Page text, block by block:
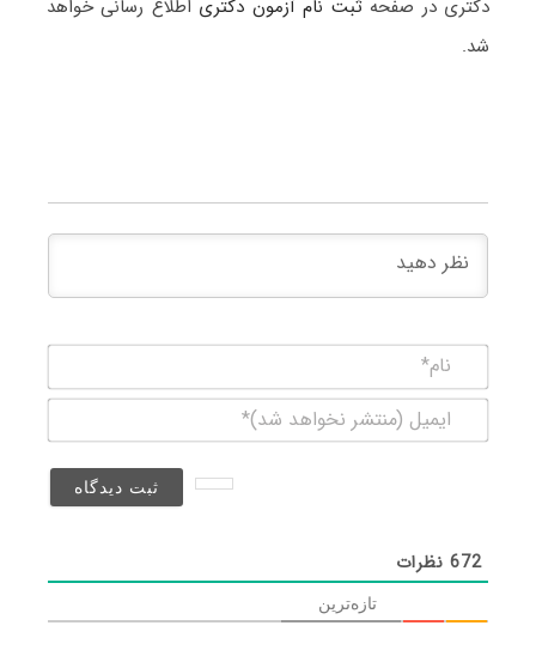
دکتری در صفحه ثبت نام آزمون دکتری اطلاع رسانی خواهد
شد.
(منتشر
672نظرات
تازه‌ترین